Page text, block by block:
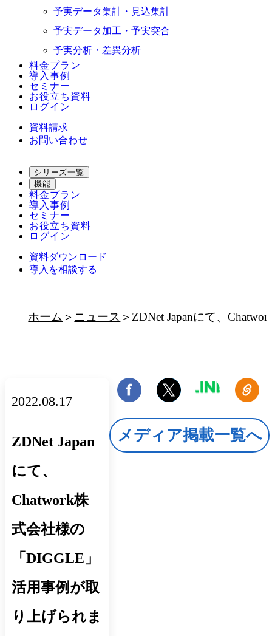
予実データ集計・見込集計
予実データ加工・予実突合
予実分析・差異分析
料金プラン
導入事例
セミナー
お役立ち資料
ログイン
資料請求
お問い合わせ
シリーズ一覧
機能
料金プラン
導入事例
セミナー
お役立ち資料
ログイン
資料ダウンロード
導入を相談する
ホーム ニュース ZDNet Japanにて、
2022.08.17
ZDNet Japan
にて、
Chatwork株
式会社様の
「DIGGLE」
活用事例が取
り上げられま
メディア掲載一覧へ